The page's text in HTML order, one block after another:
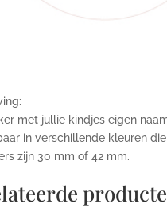
met jullie kindjes eigen
in verschillende kleuren
zijn 30 mm of 42 mm.